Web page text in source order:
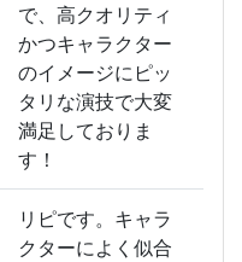
で、高クオリティ
かつキャラクター
のイメージにピッ
タリな演技で大変
満足しておりま
す！
リピです。キャラ
クターによく似合